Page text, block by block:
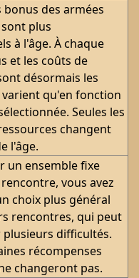
bonus des armées
plus
à l'âge. À chaque
et les coûts de
désormais les
varient qu'en fonction
Seules les
changent
l'âge.
un ensemble fixe
vous avez
choix plus général
rencontres, qui peut
difficultés.
récompenses
changeront pas.